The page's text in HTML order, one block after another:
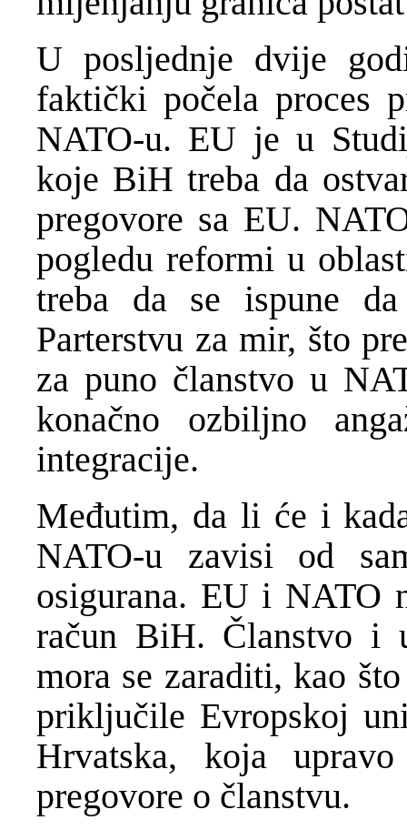
U posljednje dvije
faktički počela proces
NATO-u. EU je u
koje BiH treba da
pregovore sa EU.
pogledu reformi u
treba da se ispune
Parterstvu za mir, što
za puno članstvo u
konačno ozbiljno
integracije.
Međutim, da li će i
NATO-u zavisi od
osigurana. EU i NATO
račun BiH. Članstvo i
mora se zaraditi, kao
priključile Evropskoj
Hrvatska, koja
pregovore o članstvu.